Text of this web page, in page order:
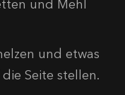
und Mehl
und etwas
Seite stellen.